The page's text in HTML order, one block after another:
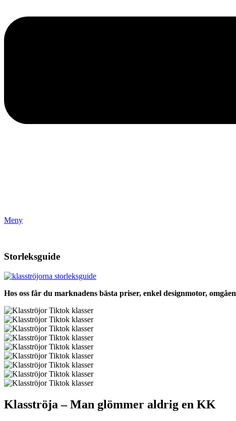
Meny
Storleksguide
Hos oss får du marknadens bästa priser, enkel designmotor,
Klasströja – Man glömmer aldrig en KK